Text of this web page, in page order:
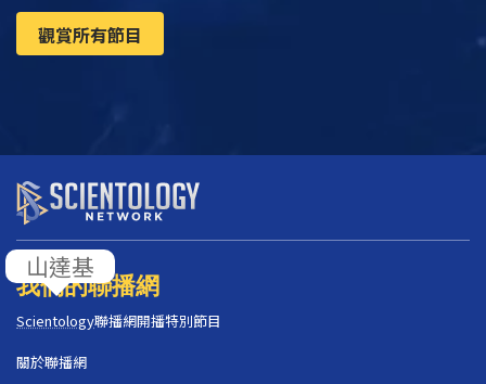
觀賞所有節目
我們的聯播網
Scientology聯播網開播特別節目
關於聯播網